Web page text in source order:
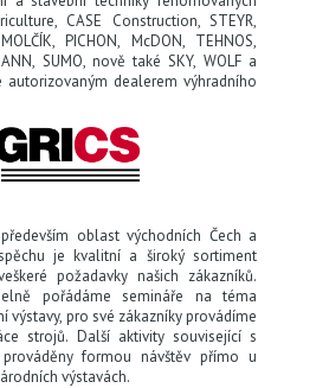
CASE Construction, STEYR,
PICHON, McDON, TEHNOS,
SUMO, nově také SKY, WOLF a
autorizovaným dealerem výhradního
oblast východních Čech a
je kvalitní a široký sortiment
požadavky našich zákazníků.
pořádáme semináře na téma
výstavy, pro své zákazníky provádíme
strojů. Další aktivity související s
formou návštěv přímo u
výstavách.